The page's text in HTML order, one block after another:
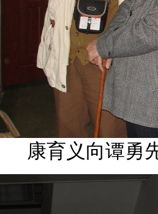
康育义向谭勇